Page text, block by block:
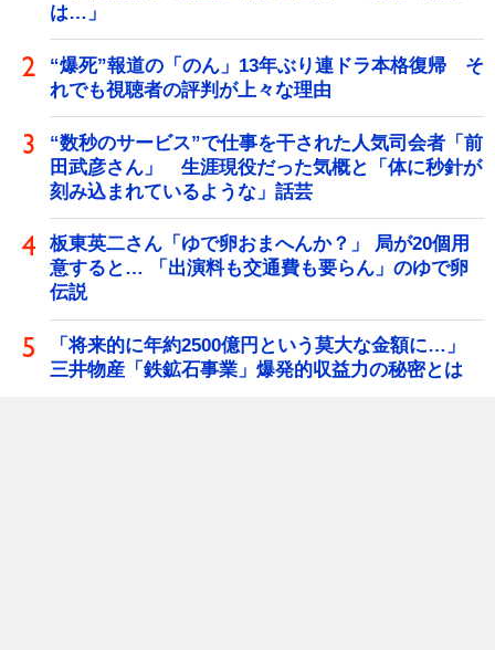
は…」
“爆死”報道の「のん」13年ぶり連ドラ本格復帰 そ
れでも視聴者の評判が上々な理由
“数秒のサービス”で仕事を干された人気司会者「前
田武彦さん」 生涯現役だった気概と「体に秒針が
刻み込まれているような」話芸
板東英二さん「ゆで卵おまへんか？」 局が20個用
意すると… 「出演料も交通費も要らん」のゆで卵
伝説
「将来的に年約2500億円という莫大な金額に…」
三井物産「鉄鉱石事業」爆発的収益力の秘密とは